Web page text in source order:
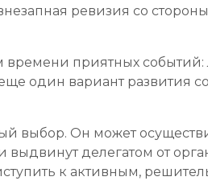
ревизия со стороны
времени приятных событий:
один вариант развития
выбор. Он может
делегатом от
к активным,